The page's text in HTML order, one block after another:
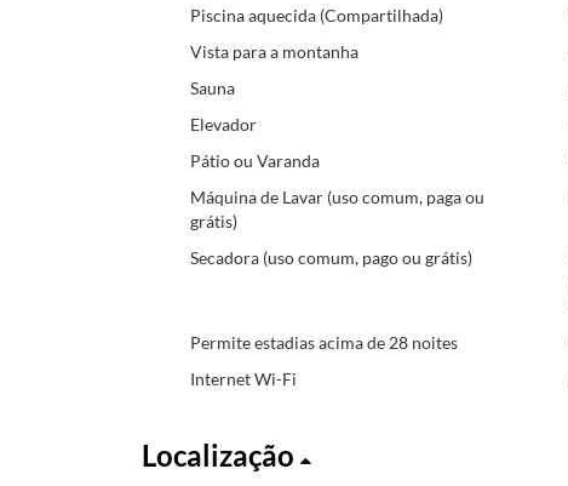
Piscina aquecida (Compartilhada)
Vista para a montanha
Sauna
Elevador
Pátio ou Varanda
Máquina de Lavar (uso comum, paga ou
grátis)
Secadora (uso comum, pago ou grátis)
Permite estadias acima de 28 noites
Internet Wi-Fi
Localização